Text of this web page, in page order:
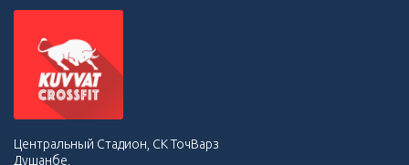
Центральный Стадион, СК ТочВарз
Душанбе,